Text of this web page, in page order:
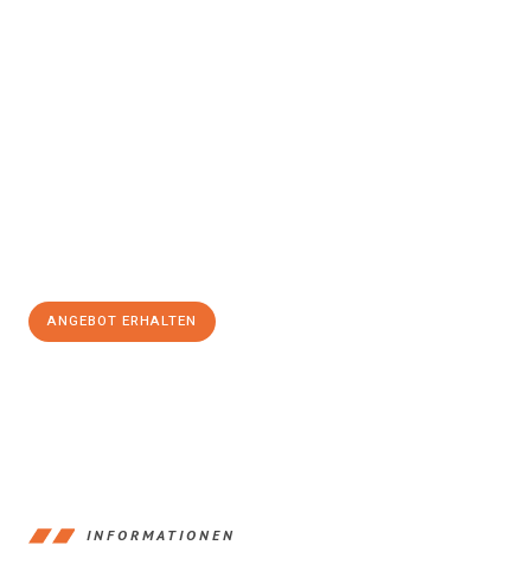
ANGEBOT ERHALTEN
INFORMATIONEN